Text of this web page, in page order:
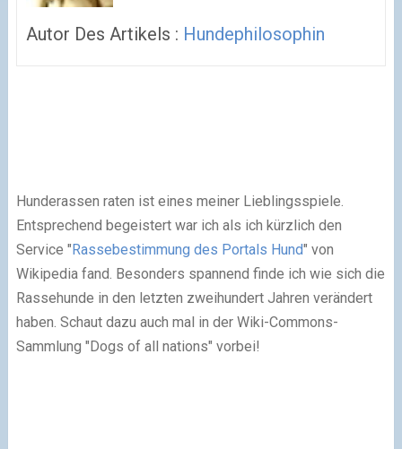
Autor Des Artikels : Hundephilosophin
Hunderassen raten ist eines meiner Lieblingsspiele.
Entsprechend begeistert war ich als ich kürzlich den
Service " Rassebestimmung des Portals Hund" von
Wikipedia fand. Besonders spannend finde ich wie sich die
Rassehunde in den letzten zweihundert Jahren verändert
haben. Schaut dazu auch mal in der Wiki-Commons-
Sammlung "Dogs of all nations" vorbei!